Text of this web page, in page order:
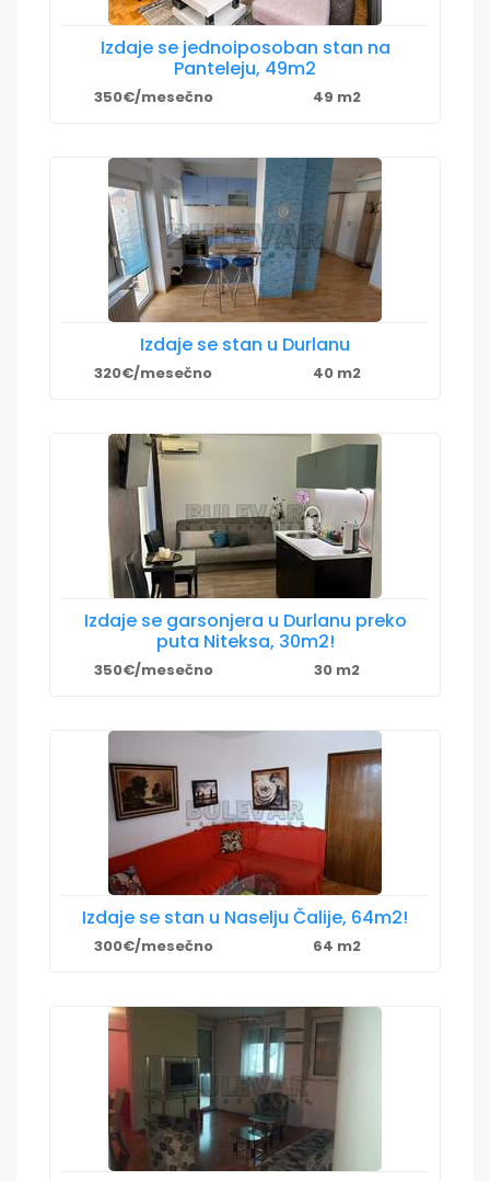
Izdaje se jednoiposoban stan na
Panteleju, 49m2
350€/mesečno 49 m2
Izdaje se stan u Durlanu
320€/mesečno 40 m2
Izdaje se garsonjera u Durlanu preko
puta Niteksa, 30m2!
350€/mesečno 30 m2
Izdaje se stan u Naselju Čalije, 64m2!
300€/mesečno 64 m2